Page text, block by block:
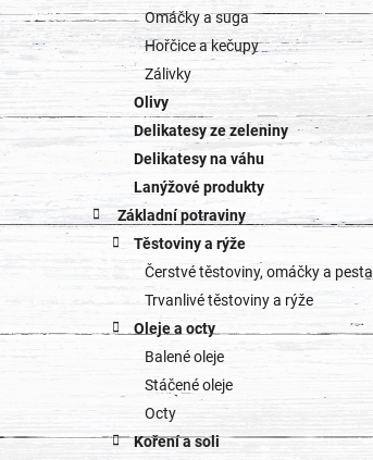
Omáčky a suga
Hořčice a kečupy
Zálivky
Olivy
Delikatesy ze zeleniny
Delikatesy na váhu
Lanýžové produkty
Základní potraviny
Těstoviny a rýže
Čerstvé těstoviny, omáčky a pesta
Trvanlivé těstoviny a rýže
Oleje a octy
Balené oleje
Stáčené oleje
Octy
Koření a soli